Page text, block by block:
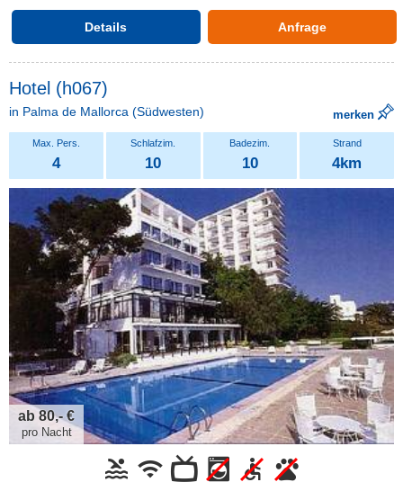
Details Anfrage
Hotel (h067)
in Palma de Mallorca (Südwesten) merken
4 10 10 4km
ab 80,- €
pro Nacht